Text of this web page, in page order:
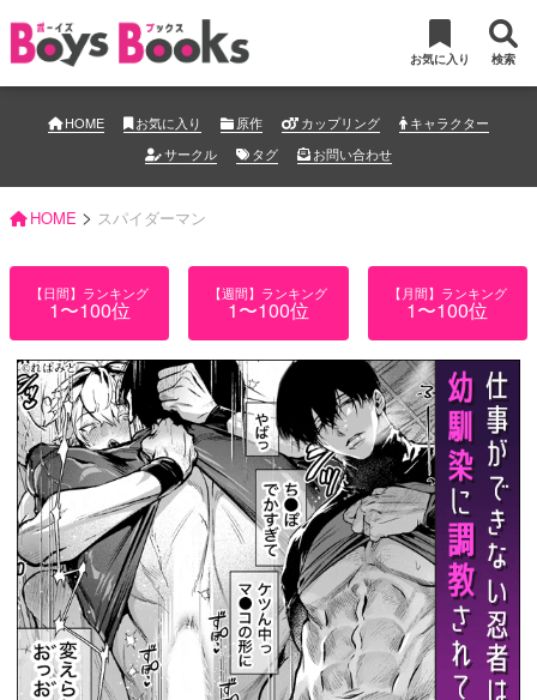
お気に入り 検索
HOME お気に入り 原作 カップリング
キャラクター
サークル
タグ お問い合わせ
HOME > スパイダーマン
【日間】ランキング
1〜100位
【週間】ランキング
1〜100位
【月間】ランキング
1〜100位